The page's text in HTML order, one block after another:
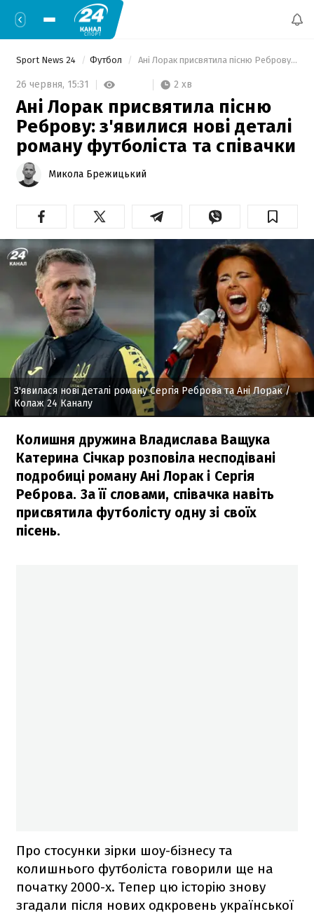
Sport News 24 Футбол Ані Лорак присвятила пісню Реброву: з'явилися нові деталі роману футболіста та співачки
26 червня, 15:31 2 хв
Ані Лорак присвятила пісню
Реброву: з'явилися нові деталі
роману футболіста та співачки
Микола Брежицький
З'явилася нові деталі роману Сергія Реброва та Ані Лорак/
Колаж 24 Каналу
Колишня дружина Владислава Ващука
Катерина Січкар розповіла несподівані
подробиці роману Ані Лорак і Сергія
Реброва. За її словами, співачка навіть
присвятила футболісту одну зі своїх
пісень.
Про стосунки зірки шоу-бізнесу та
колишнього футболіста говорили ще на
початку 2000-х. Тепер цю історію знову
згадали після нових одкровень української